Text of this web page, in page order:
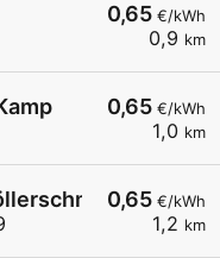
0,65 €/kWh
0,9 km
0,65 €/kWh
1,0 km
0,65 €/kWh
1,2 km